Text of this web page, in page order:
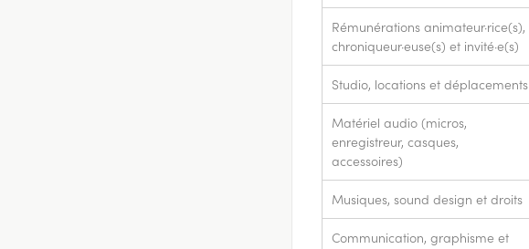
Rémunérations animateur·rice(s),
chroniqueur·euse(s) et invité·e(s)
Studio, locations et déplacements
Matériel audio (micros,
enregistreur, casques,
accessoires)
Musiques, sound design et droits
Communication, graphisme et